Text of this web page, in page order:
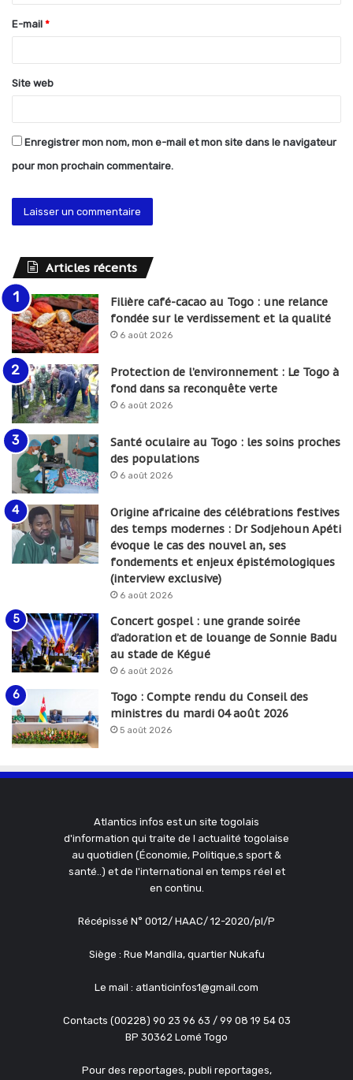
e
*
E-mail *
Site web
Enregistrer mon nom, mon e-mail et mon site dans le navigateur
pour mon prochain commentaire.
Articles récents
Filière café-cacao au Togo : une relance
fondée sur le verdissement et la qualité
6 août 2026
Protection de l’environnement : Le Togo à
fond dans sa reconquête verte
6 août 2026
Santé oculaire au Togo : les soins proches
des populations
6 août 2026
Origine africaine des célébrations festives
des temps modernes : Dr Sodjehoun Apéti
évoque le cas des nouvel an, ses
fondements et enjeux épistémologiques
(interview exclusive)
6 août 2026
Concert gospel : une grande soirée
d’adoration et de louange de Sonnie Badu
au stade de Kégué
6 août 2026
Togo : Compte rendu du Conseil des
ministres du mardi 04 août 2026
5 août 2026
Atlantics infos est un site togolais
d'information qui traite de l actualité togolaise
au quotidien (Économie, Politique,s sport &
santé..) et de l'international en temps réel et
en continu.
Récépissé N° 0012/ HAAC/ 12-2020/pl/P
Siège : Rue Mandila, quartier Nukafu
Le mail : atlanticinfos1@gmail.com
Contacts (00228) 90 23 96 63 / 99 08 19 54 03
BP 30362 Lomé Togo
Pour des reportages, publi reportages,